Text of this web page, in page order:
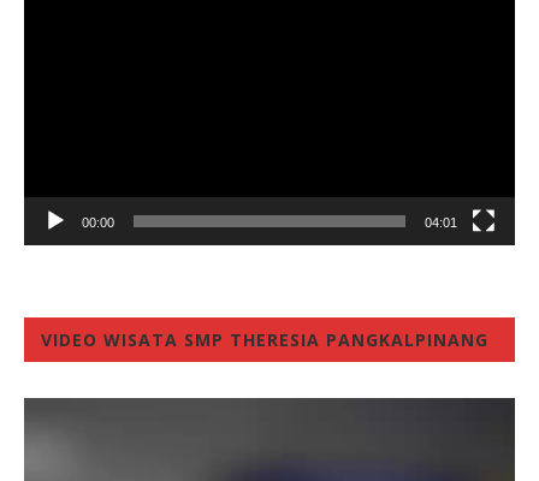
00:00 04:01
VIDEO WISATA SMP THERESIA PANGKALPINANG